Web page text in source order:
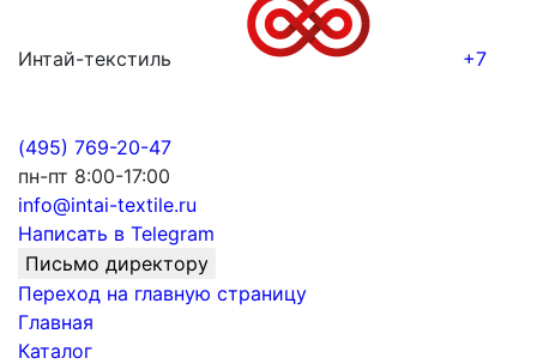
Интай-текстиль +7
(495) 769-20-47
пн-пт 8:00-17:00
info@intai-textile.ru
Написать в Telegram
Письмо директору
Переход на главную страницу
Главная
Каталог